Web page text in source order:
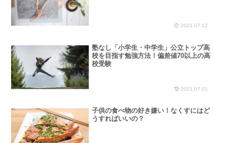
2021.07.12
塾なし「小学生・中学生」公立トップ高
校を目指す勉強方法！偏差値70以上の高
校受験
2021.07.01
子供の食べ物の好き嫌い！なくすにはど
うすればいいの？